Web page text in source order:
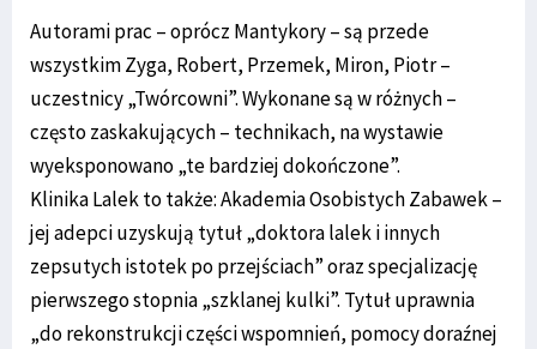
Autorami prac – oprócz Mantykory – są przede
wszystkim Zyga, Robert, Przemek, Miron, Piotr –
uczestnicy „Twórcowni”. Wykonane są w różnych –
często zaskakujących – technikach, na wystawie
wyeksponowano „te bardziej dokończone”.
Klinika Lalek to także: Akademia Osobistych Zabawek –
jej adepci uzyskują tytuł „doktora lalek i innych
zepsutych istotek po przejściach” oraz specjalizację
pierwszego stopnia „szklanej kulki”. Tytuł uprawnia
„do rekonstrukcji części wspomnień, pomocy doraźnej